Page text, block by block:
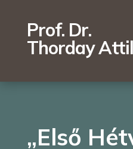
Prof. Dr.
Thorday
„Első